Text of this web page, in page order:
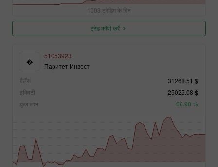
1003 ट्रेडिंग के दिन
ट्रेड कॉपी करें
�
51053923
Паритет Инвест
बैलेंस
31268.51 $
इक्विटी
25025.08 $
कुल लाभ
66.98 %